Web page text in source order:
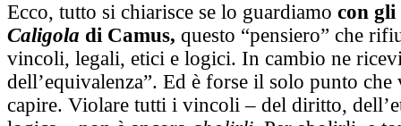
Ecco, tutto si chiarisce se lo guardiamo con gli
Caligola di Camus, questo “pensiero” che
vincoli, legali, etici e logici. In cambio ne
dell’equivalenza”. Ed è forse il solo punto che
capire. Violare tutti i vincoli – del diritto,